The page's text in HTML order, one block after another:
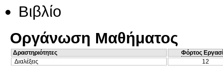
Βιβλίο
Οργάνωση Μαθήματος
Δραστηριότητες
Φόρτος
Διαλέξεις
12